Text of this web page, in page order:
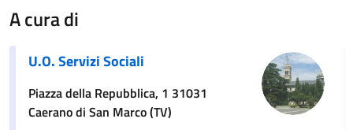
A cura di
U.O. Servizi Sociali
Piazza della Repubblica, 1 31031
Caerano di San Marco (TV)